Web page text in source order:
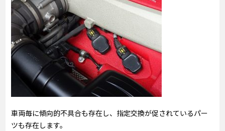
車両毎に傾向的不具合も存在し、指定交換が促されているパー
ツも存在します。